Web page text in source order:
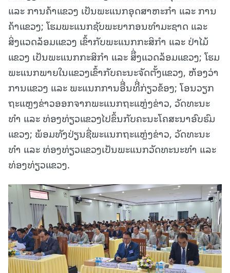
ແລະ ການຄ້າແຂວງ ເປັນພະແນກອຸດສາຫະກໍາ ແລະ ການ
ຄ້າແຂວງ; ໂຮມພະແນກຊັບພະຍາກອນທໍາມະຊາດ ແລະ
ສິ່ງແວດລ້ອມແຂວງ ເຂົ້າກັບພະແນກກະສິກໍາ ແລະ ປ່າໄມ້
ແຂວງ ເປັນພະແນກກະສິກໍາ ແລະ ສິີ່ງແວດລ້ອມແຂວງ; ໂຮມ
ພະແນກພາຍໃນແຂວງເຂົ້າກັບຄະນະຈັດຕັ້ງແຂວງ, ຫ້ອງວ່າ
ການແຂວງ ແລະ ພະແນກການອືີ່ນທີີ່ກ່ຽວຂ້ອງ; ໂອນວຽກ
ຖະແຫຼງຂ່າວອອກຈາກພະແນກຖະແຫຼ່ງຂ່າວ, ວັດທະນະ
ທໍາ ແລະ ທ່ອງທ່ຽວແຂວງໄປຂຶ້ນກັບຄະນະໂຄສະນາອົບຮົມ
ແຂວງ; ພ້ອມທັງປ່ຽນຊື່ພະແນກຖະແຫຼ່ງຂ່າວ, ວັດທະນະ
ທໍາ ແລະ ທ່ອງທ່ຽວແຂວງເປັນພະແນກວັດທະນະທໍາ ແລະ
ທ່ອງທ່ຽວແຂວງ.